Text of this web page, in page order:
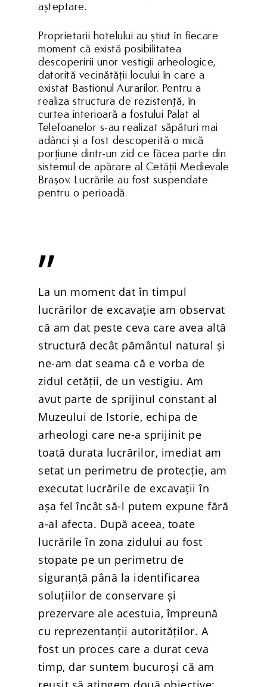
așteptare.
Proprietarii hotelului au știut în fiecare
moment că există posibilitatea
descoperirii unor vestigii arheologice,
datorită vecinătății locului în care a
existat Bastionul Aurarilor. Pentru a
realiza structura de rezistență, în
curtea interioară a fostului Palat al
Telefoanelor s-au realizat săpături mai
adânci și a fost descoperită o mică
porţiune dintr-un zid ce făcea parte din
sistemul de apărare al Cetăţii Medievale
Braşov. Lucrările au fost suspendate
pentru o perioadă.
”
La un moment dat în timpul
lucrărilor de excavație am observat
că am dat peste ceva care avea altă
structură decât pământul natural și
ne-am dat seama că e vorba de
zidul cetății, de un vestigiu. Am
avut parte de sprijinul constant al
Muzeului de Istorie, echipa de
arheologi care ne-a sprijinit pe
toată durata lucrărilor, imediat am
setat un perimetru de protecție, am
executat lucrările de excavații în
așa fel încât să-l putem expune fără
a-al afecta. După aceea, toate
lucrările în zona zidului au fost
stopate pe un perimetru de
siguranță până la identificarea
soluțiilor de conservare și
prezervare ale acestuia, împreună
cu reprezentanții autorităților. A
fost un proces care a durat ceva
timp, dar suntem bucuroși că am